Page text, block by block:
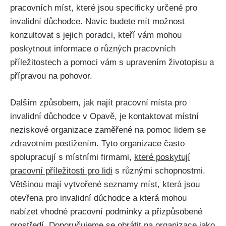
pracovních míst, které jsou specificky určené pro
invalidní důchodce. Navíc budete mít možnost
konzultovat s jejich poradci, kteří vám mohou
poskytnout informace o různých pracovních
příležitostech a pomoci vám s upravením životopisu a
přípravou na pohovor.
Dalším způsobem, jak najít pracovní místa pro
invalidní důchodce v Opavě, je kontaktovat místní
neziskové organizace zaměřené na pomoc lidem se
zdravotním postižením. Tyto organizace často
spolupracují s místními firmami, které poskytují
pracovní příležitosti pro lidi s různými schopnostmi.
Většinou mají vytvořené seznamy míst, která jsou
otevřena pro invalidní důchodce a která mohou
nabízet vhodné pracovní podmínky a přizpůsobené